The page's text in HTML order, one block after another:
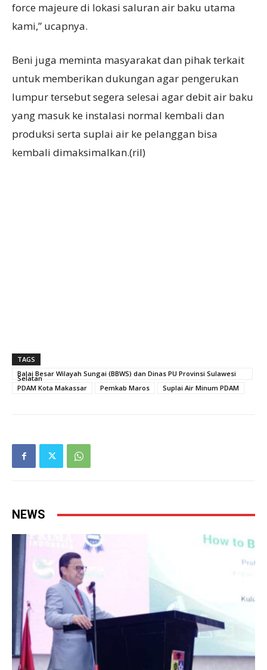
force majeure di lokasi saluran air baku utama
kami,” ucapnya.
Beni juga meminta masyarakat dan pihak terkait
untuk memberikan dukungan agar pengerukan
lumpur tersebut segera selesai agar debit air baku
yang masuk ke instalasi normal kembali dan
produksi serta suplai air ke pelanggan bisa
kembali dimaksimalkan.(ril)
TAGS
Balai Besar Wilayah Sungai (BBWS) dan Dinas PU Provinsi Sulawesi
Selatan
PDAM Kota Makassar
Pemkab Maros Suplai Air Minum PDAM
NEWS